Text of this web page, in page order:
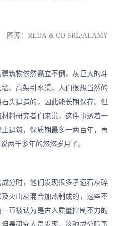
图源：REDA & CO SRL/ALAMY
筑物依然矗立不倒，从巨大的斗
、高架引水渠。人们很想当然的
头建造的，因此能长期保存。但
料研究者们来说，这件事透着一
建筑，保质期最多一两百年，再
两千多年的悠悠岁月了。
分时，他们发现很多孑遗石灰碎
火山灰混合加热制成的，这些不
直被认为是古人质量控制不力的